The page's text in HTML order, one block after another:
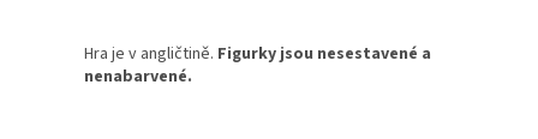
Hra je v angličtině. Figurky jsou nesestavené a
nenabarvené.